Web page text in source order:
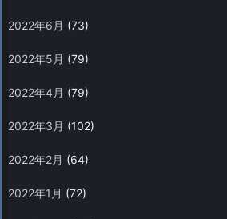
2022年6月 (73)
2022年5月 (79)
2022年4月 (79)
2022年3月 (102)
2022年2月 (64)
2022年1月 (72)